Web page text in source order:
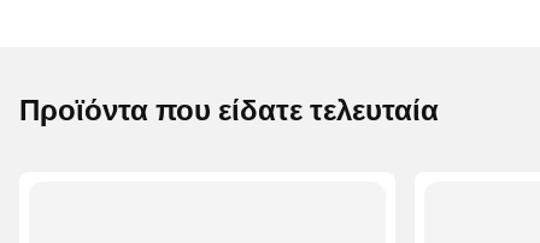
Προϊόντα που είδατε τελευταία